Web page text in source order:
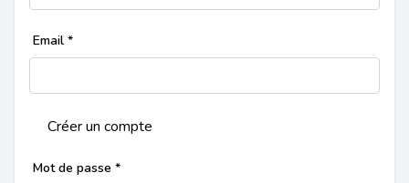
Email *
Créer un compte
Mot de passe *